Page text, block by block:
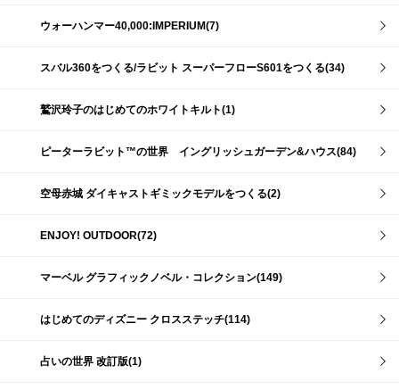
ウォーハンマー40,000:IMPERIUM(7)
スバル360をつくる/ラビット スーパーフローS601をつくる(34)
鷲沢玲子のはじめてのホワイトキルト(1)
ピーターラビット™の世界 イングリッシュガーデン&ハウス(84)
空母赤城 ダイキャストギミックモデルをつくる(2)
ENJOY! OUTDOOR(72)
マーベル グラフィックノベル・コレクション(149)
はじめてのディズニー クロスステッチ(114)
占いの世界 改訂版(1)